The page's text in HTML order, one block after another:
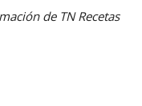
de TN Recetas